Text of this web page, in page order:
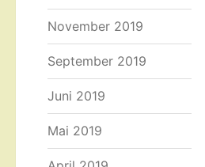
November 2019
September 2019
Juni 2019
Mai 2019